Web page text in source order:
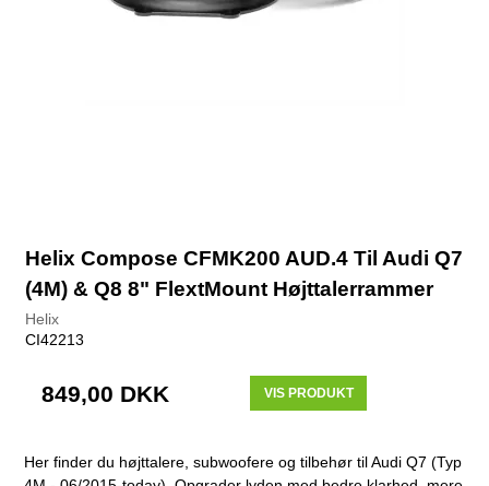
Helix Compose CFMK200 AUD.4 Til Audi Q7
(4M) & Q8 8" FlextMount Højttalerrammer
Helix
CI42213
849,00 DKK VIS PRODUKT
Her finder du højttalere, subwoofere og tilbehør til Audi Q7 (Typ